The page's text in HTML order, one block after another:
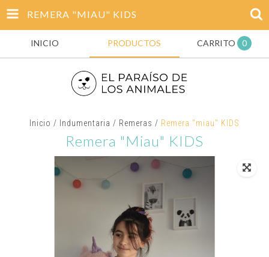
REMERA "MIAU" KIDS
INICIO PRODUCTOS CARRITO 0
Inicio / Indumentaria / Remeras / Remera "miau" KIDS
Remera "miau" KIDS